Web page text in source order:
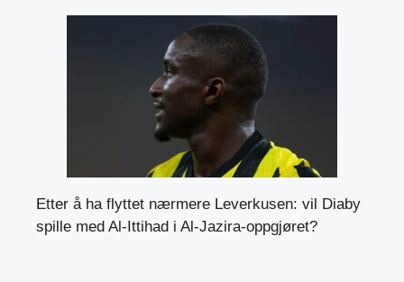
Etter å ha flyttet nærmere Leverkusen: vil Diaby
spille med Al-Ittihad i Al-Jazira-oppgjøret?